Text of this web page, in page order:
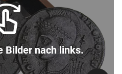
Bilder nach links.